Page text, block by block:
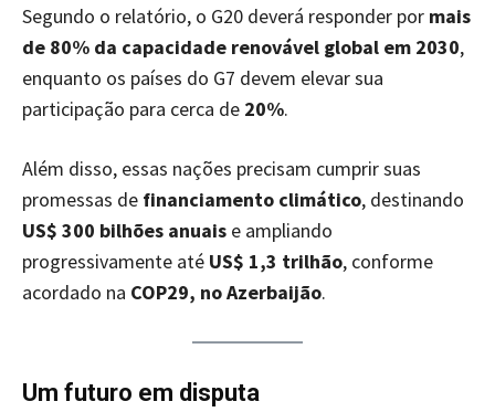
Segundo o relatório, o G20 deverá responder por mais
de 80% da capacidade renovável global em 2030,
enquanto os países do G7 devem elevar sua
participação para cerca de 20%.
Além disso, essas nações precisam cumprir suas
promessas de financiamento climático, destinando
US$ 300 bilhões anuais e ampliando
progressivamente até US$ 1,3 trilhão, conforme
acordado na COP29, no Azerbaijão.
Um futuro em disputa